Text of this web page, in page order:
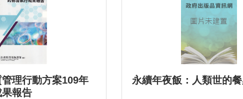
理行動方案109年
報告
永續年夜飯：人類世的